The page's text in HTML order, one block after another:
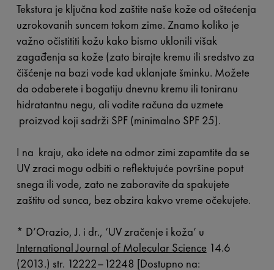
Tekstura je ključna kod zaštite naše kože od oštećenja
uzrokovanih suncem tokom zime. Znamo koliko je
važno očistititi kožu kako bismo uklonili višak
zagađenja sa kože (zato birajte kremu ili sredstvo za
čišćenje na bazi vode kad uklanjate šminku. Možete
da odaberete i bogatiju dnevnu kremu ili toniranu
hidratantnu negu, ali vodite računa da uzmete
proizvod koji sadrži SPF (minimalno SPF 25).
I na kraju, ako idete na odmor zimi zapamtite da se
UV zraci mogu odbiti o reflektujuće površine poput
snega ili vode, zato ne zaboravite da spakujete
zaštitu od sunca, bez obzira kakvo vreme očekujete.
* D’Orazio, J. i dr., ‘UV zračenje i koža’ u
International Journal of Molecular Science14.6
(2013.) str. 12222–12248 [Dostupno na: